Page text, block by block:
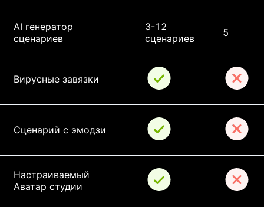
AI генератор
сценариев
3-12
сценариев
5
Вирусные завязки
Сценарий с эмодзи
Настраиваемый
Аватар студии